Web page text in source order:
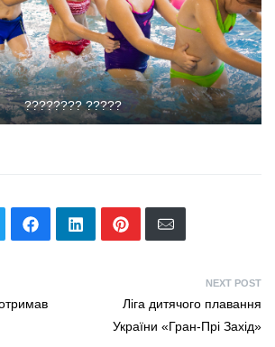
???????? ?????
NEXT POST
Ліга дитячого плавання
України «Гран-Прі Захід»